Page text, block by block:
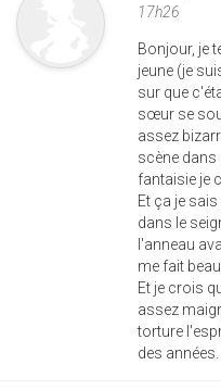
17h26
Bonjour, je
jeune (je
sur que
sœur se
assez
scène
fantaisie je
Et ça je
dans le
l'anneau
me fait
Et je crois
assez
torture
des années.